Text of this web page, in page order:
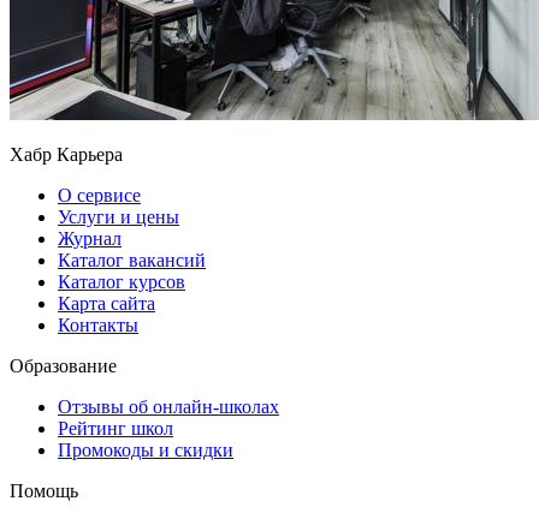
Хабр Карьера
О сервисе
Услуги и цены
Журнал
Каталог вакансий
Каталог курсов
Карта сайта
Контакты
Образование
Отзывы об онлайн-школах
Рейтинг школ
Промокоды и скидки
Помощь